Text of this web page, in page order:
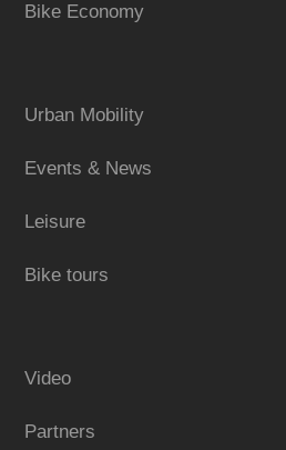
Bike Economy
Urban Mobility
Events & News
Leisure
Bike tours
Video
Partners